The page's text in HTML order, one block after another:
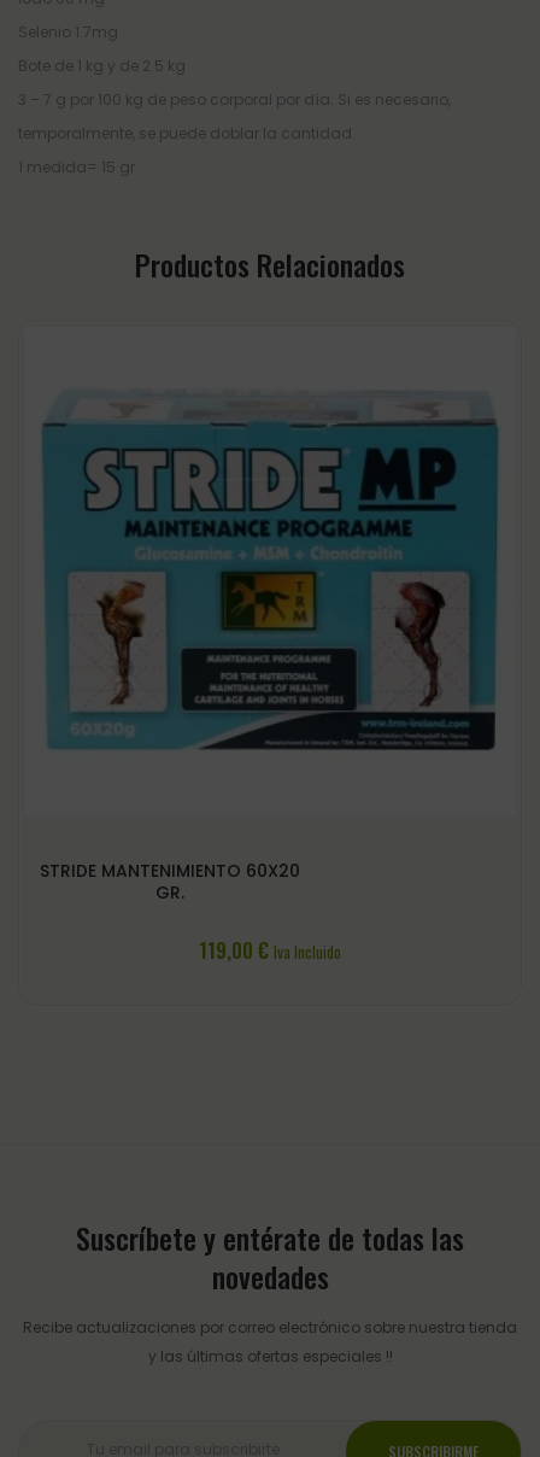
Selenio 1.7mg
Bote de 1 kg y de 2.5 kg
3 – 7 g por 100 kg de peso corporal por día. Si es necesario,
temporalmente, se puede doblar la cantidad.
1 medida= 15 gr
Productos Relacionados
STRIDE MANTENIMIENTO 60X20
GR.
119,00 € Iva Incluido
Suscríbete y entérate de todas las
novedades
Recibe actualizaciones por correo electrónico sobre nuestra tienda
y las últimas ofertas especiales !!